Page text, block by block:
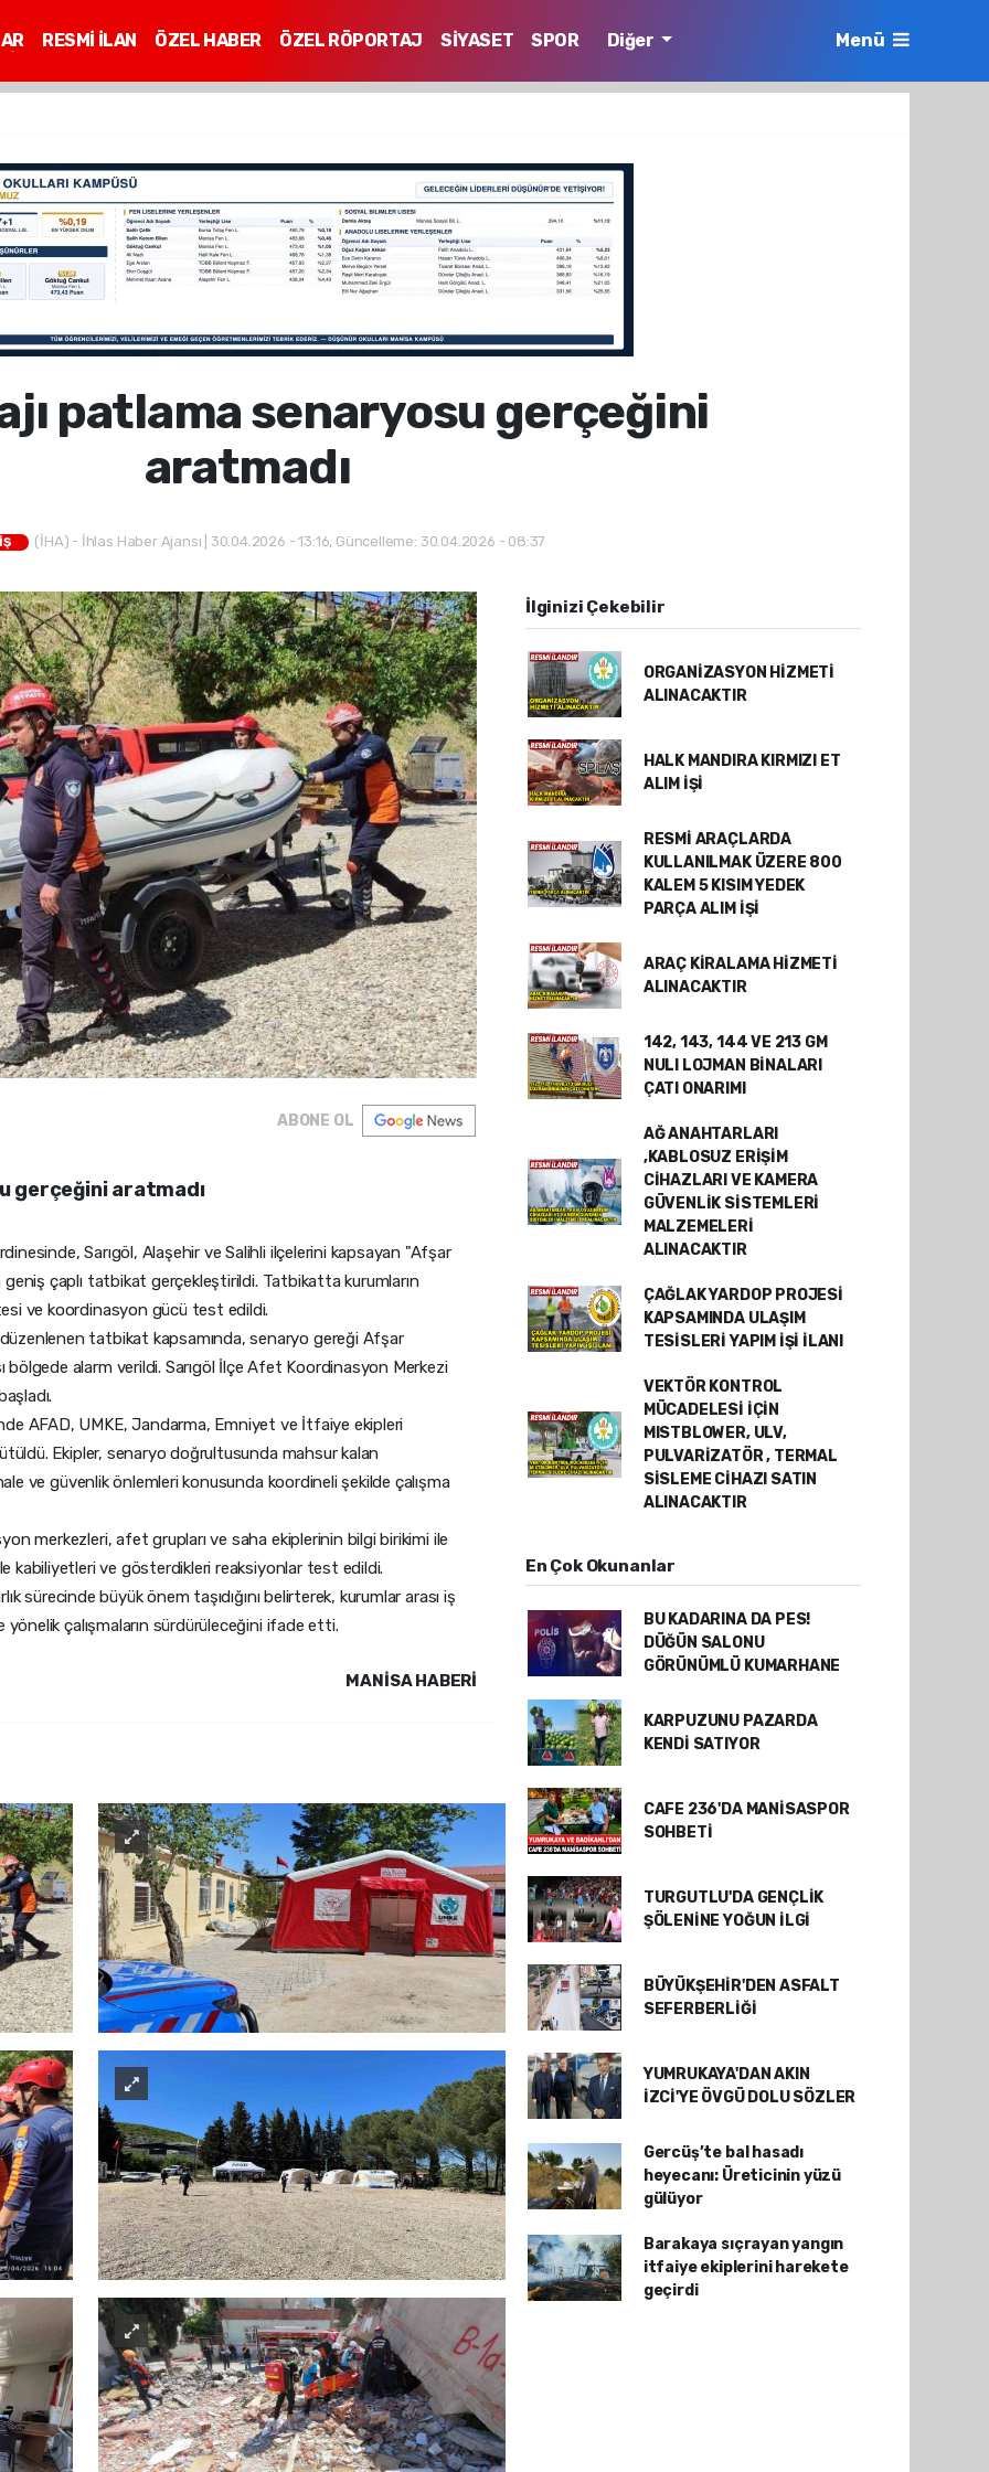
RESMİ İLAN ÖZEL HABER ÖZEL RÖPORTAJ SİYASET
SPOR
Diğer Menü
patlama senaryosu gerçeğini
aratmadı
(İHA) - İhlas Haber Ajansı | 30.04.2026 - 13:16, Güncelleme: 30.04.2026 - 08:37
ABONE OL
gerçeğini aratmadı
Sarıgöl, Alaşehir ve Salihli ilçelerini kapsayan "Afşar
geniş çaplı tatbikat gerçekleştirildi. Tatbikatta kurumların
ve koordinasyon gücü test edildi.
tatbikat kapsamında, senaryo gereği Afşar
bölgede alarm verildi. Sarıgöl İlçe Afet Koordinasyon Merkezi
AFAD, UMKE, Jandarma, Emniyet ve İtfaiye ekipleri
Ekipler, senaryo doğrultusunda mahsur kalan
ve güvenlik önlemleri konusunda koordineli şekilde çalışma
merkezleri, afet grupları ve saha ekiplerinin bilgi birikimi ile
kabiliyetleri ve gösterdikleri reaksiyonlar test edildi.
sürecinde büyük önem taşıdığını belirterek, kurumlar arası iş
çalışmaların sürdürüleceğini ifade etti.
MANISA HABERİ
İlginizi Çekebilir
ORGANİZASYON HİZMETİ
ALINACAKTIR
HALK MANDIRA KIRMIZI ET
ALIM İŞİ
RESMİ ARAÇLARDA
KULLANILMAK ÜZERE 800
KALEM 5 KISIM YEDEK
PARÇA ALIM İŞİ
ARAÇ KİRALAMA HİZMETİ
ALINACAKTIR
142, 143, 144 VE 213 GM
NULI LOJMAN BİNALARI
ÇATI ONARIMI
AĞ ANAHTARLARI
,KABLOSUZ ERİŞİM
CİHAZLARI VE KAMERA
GÜVENLİK SİSTEMLERİ
MALZEMELERİ
ALINACAKTIR
ÇAĞLAK YARDOP PROJESİ
KAPSAMINDA ULAŞIM
TESİSLERİ YAPIM İŞİ İLANI
VEKTÖR KONTROL
MÜCADELESİ İÇİN
MISTBLOWER, ULV,
PULVARİZATÖR , TERMAL
SİSLEME CİHAZI SATIN
ALINACAKTIR
En Çok Okunanlar
BU KADARINA DA PES!
DÜĞÜN SALONU
GÖRÜNÜMLÜ KUMARHANE
KARPUZUNU PAZARDA
KENDİ SATIYOR
CAFE 236'DA MANİSASPOR
SOHBETİ
TURGUTLU'DA GENÇLİK
ŞÖLENİNE YOĞUN İLGİ
BÜYÜKŞEHİR'DEN ASFALT
SEFERBERLİĞİ
YUMRUKAYA'DAN AKIN
İZCİ'YE ÖVGÜ DOLU SÖZLER
Gercüş’te bal hasadı
heyecanı: Üreticinin yüzü
gülüyor
Barakaya sıçrayan yangın
itfaiye ekiplerini harekete
geçirdi